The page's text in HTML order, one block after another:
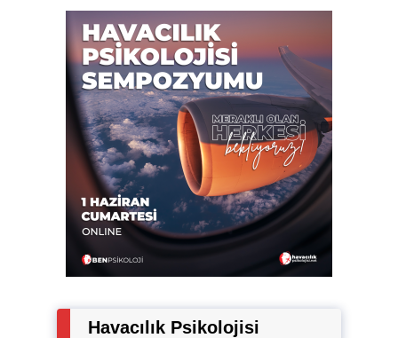
Havacılık Psikolojisi